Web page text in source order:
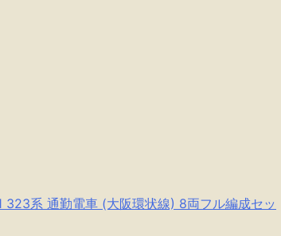
系 通勤電車 (大阪環状線) 8両フル編成セッ